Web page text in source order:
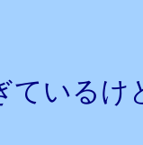
ているけ